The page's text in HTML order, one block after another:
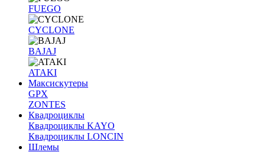
FUEGO
CYCLONE
BAJAJ
ATAKI
Максискутеры
GPX
ZONTES
Квадроциклы
Квадроциклы KAYO
Квадроциклы LONCIN
Шлемы